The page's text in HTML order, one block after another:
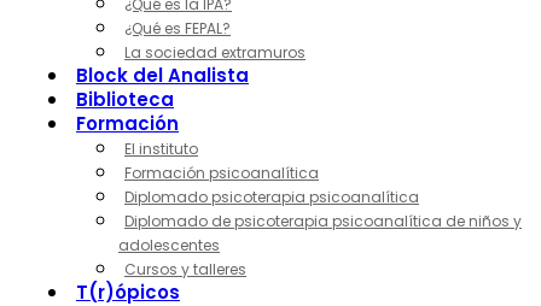
¿Qué es la IPA?
¿Qué es FEPAL?
La sociedad extramuros
Block del Analista
Biblioteca
Formación
El instituto
Formación psicoanalítica
Diplomado psicoterapia psicoanalítica
Diplomado de psicoterapia psicoanalítica de niños y
adolescentes
Cursos y talleres
T(r)ópicos